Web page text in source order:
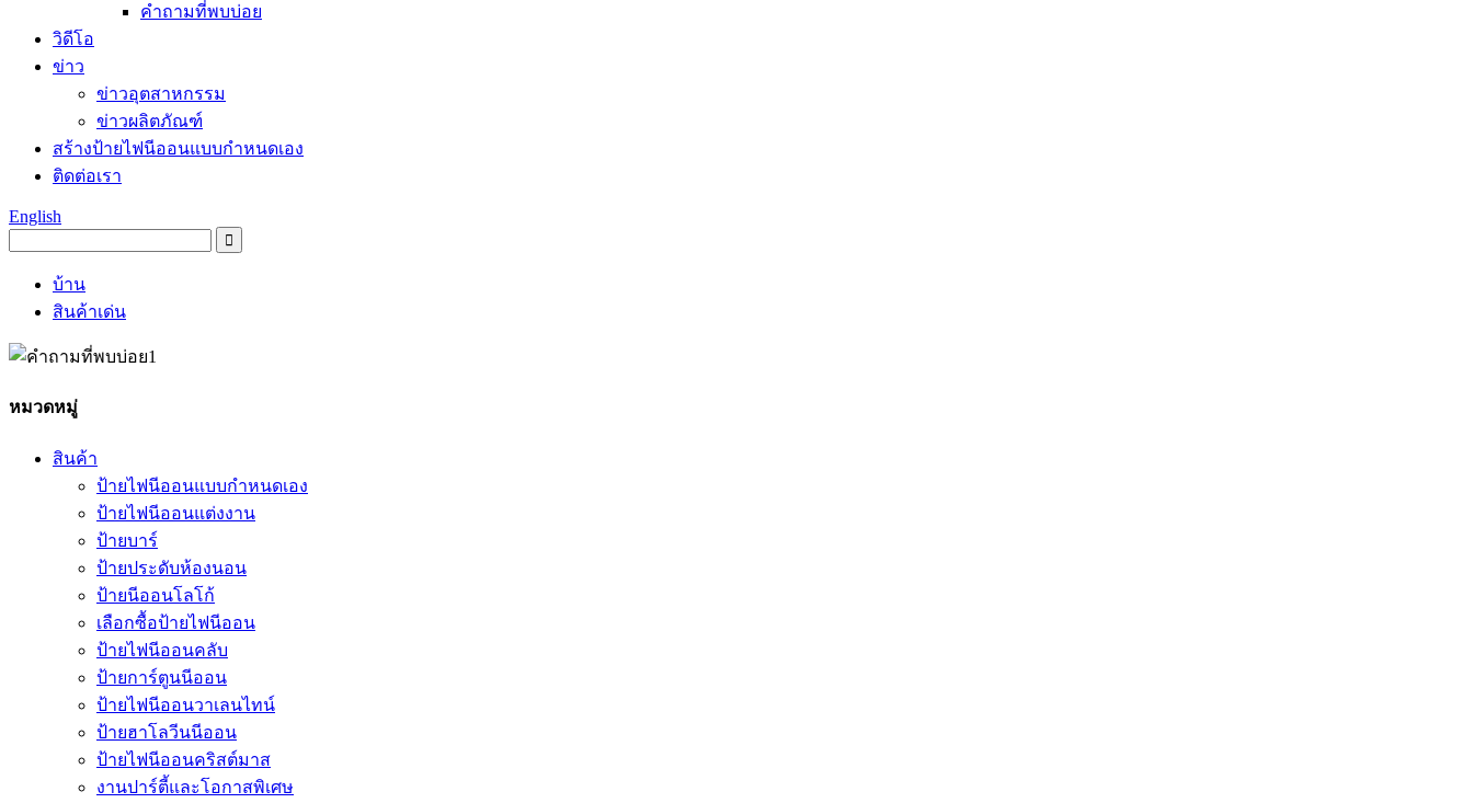
คำถามที่พบบ่อย
วิดีโอ
ข่าว
ข่าวอุตสาหกรรม
ข่าวผลิตภัณฑ์
สร้างป้ายไฟนีออนแบบกำหนดเอง
ติดต่อเรา
English
บ้าน
สินค้าเด่น
หมวดหมู่
สินค้า
ป้ายไฟนีออนแบบกำหนดเอง
ป้ายไฟนีออนแต่งงาน
ป้ายบาร์
ป้ายประดับห้องนอน
ป้ายนีออนโลโก้
เลือกซื้อป้ายไฟนีออน
ป้ายไฟนีออนคลับ
ป้ายการ์ตูนนีออน
ป้ายไฟนีออนวาเลนไทน์
ป้ายฮาโลวีนนีออน
ป้ายไฟนีออนคริสต์มาส
งานปาร์ตี้และโอกาสพิเศษ